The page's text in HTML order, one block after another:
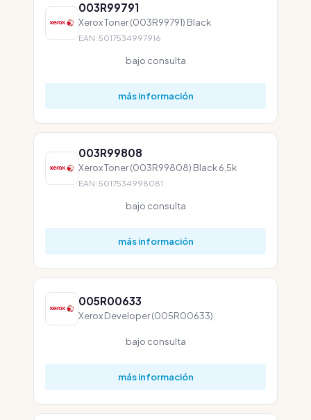
003R99791
Xerox Toner (003R99791) Black
EAN: 5017534997916
bajo consulta
más información
003R99808
Xerox Toner (003R99808) Black 6,5k
EAN: 5017534998081
bajo consulta
más información
005R00633
Xerox Developer (005R00633)
bajo consulta
más información